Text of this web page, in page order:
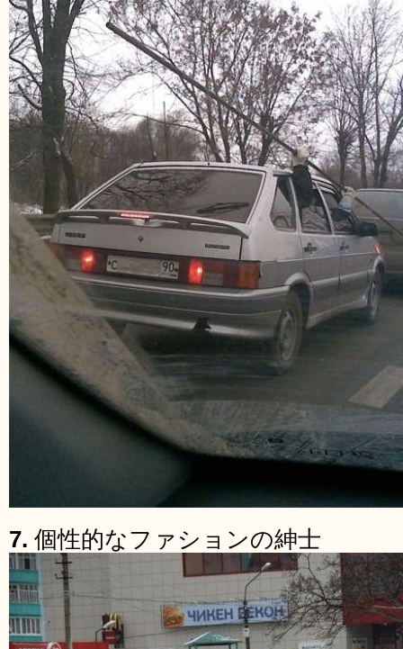
7. 個性的なファションの紳士